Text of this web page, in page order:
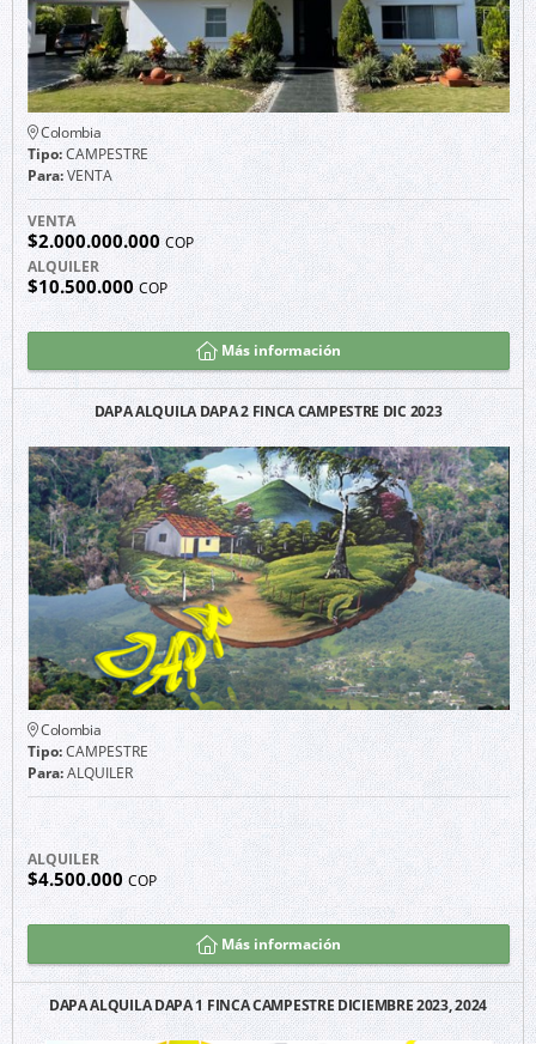
Colombia
Tipo:CAMPESTRE
Para:VENTA
VENTA
$2.000.000.000COP
ALQUILER
$10.500.000COP
Más información
DAPA ALQUILA DAPA 2 FINCA CAMPESTRE DIC 2023
Colombia
Tipo:CAMPESTRE
Para:ALQUILER
ALQUILER
$4.500.000COP
Más información
DAPA ALQUILA DAPA 1 FINCA CAMPESTRE DICIEMBRE 2023, 2024